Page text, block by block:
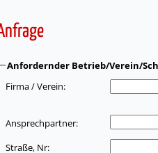
Anfordernder Betrieb/Verein/
Firma / Verein:
Ansprechpartner:
Straße, Nr: